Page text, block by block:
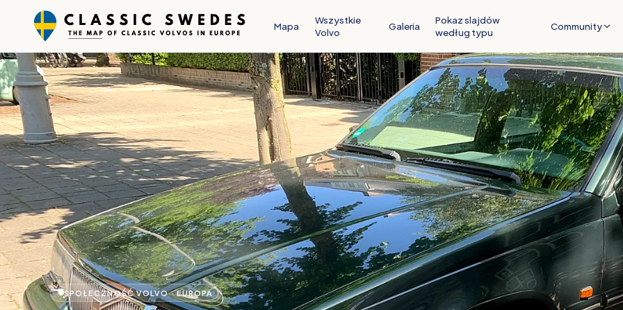
Mapa
Wszystkie
Volvo
Galeria
Pokaz slajdów
według typu
Community
SPOŁECZNOŚĆ VOLVO · EUROPA